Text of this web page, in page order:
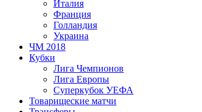
Италия
Франция
Голландия
Украина
ЧМ 2018
Кубки
Лига Чемпионов
Лига Европы
Суперкубок УЕФА
Товарищеские матчи